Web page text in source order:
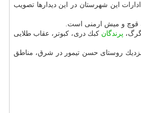
وضعیت ادارات این شهرستان در این دیدارها تصویب
قوچ و میش ارمنی است.
پرندگان كبك دری، كبوتر، عقاب طلایی
در نزدیك روستای حسن تیمور در شرق، مناطق